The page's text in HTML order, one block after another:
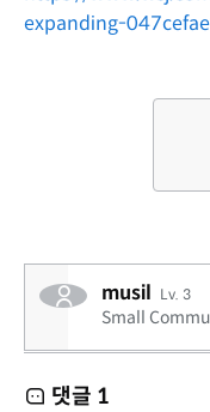
expanding-
musil Lv. 3
Small
댓글 1